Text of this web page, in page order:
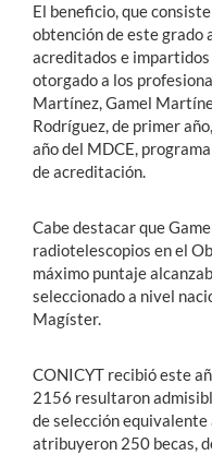
El beneficio, que
obtención de este grado
acreditados e
otorgado a los
Martínez, Gamel
Rodríguez, de primer
año del MDCE,
de acreditación.
Cabe destacar que
radiotelescopios en el
máximo puntaje
seleccionado a nivel
Magíster.
CONICYT recibió este
2156 resultaron
de selección equivalente
atribuyeron 250 becas,